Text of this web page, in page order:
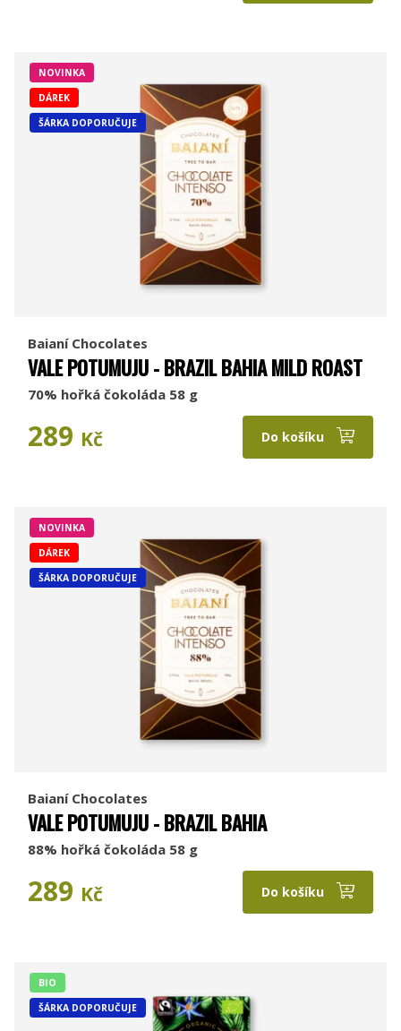
NOVINKA
DÁREK
ŠÁRKA DOPORUČUJE
Baianí Chocolates
VALE POTUMUJU - BRAZIL BAHIA MILD ROAST
70% hořká čokoláda 58 g
289 Kč Do košíku
NOVINKA
DÁREK
ŠÁRKA DOPORUČUJE
Baianí Chocolates
VALE POTUMUJU - BRAZIL BAHIA
88% hořká čokoláda 58 g
289 Kč Do košíku
BIO
ŠÁRKA DOPORUČUJE